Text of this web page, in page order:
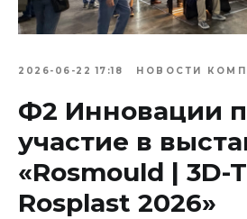
2026-06-22 17:18 НОВОСТИ
Ф2 Инновации
участие в
«Rosmould | 3D-
Rosplast 2026»